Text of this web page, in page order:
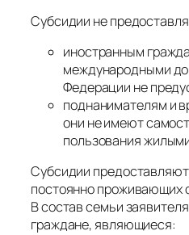
Субсидии не
иностранным
международными
Федерации не
поднанимателям и
они не имеют
пользования
Субсидии
постоянно проживающих
В состав семьи
граждане, являющиеся: